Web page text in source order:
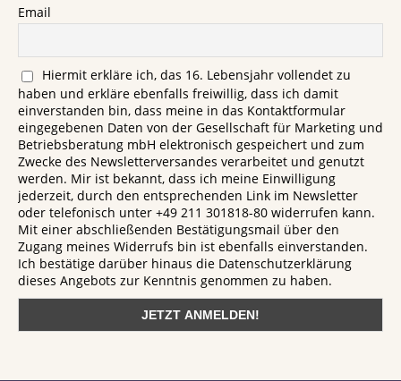
Email
Hiermit erkläre ich, das 16. Lebensjahr vollendet zu
haben und erkläre ebenfalls freiwillig, dass ich damit
einverstanden bin, dass meine in das Kontaktformular
eingegebenen Daten von der Gesellschaft für Marketing und
Betriebsberatung mbH elektronisch gespeichert und zum
Zwecke des Newsletterversandes verarbeitet und genutzt
werden. Mir ist bekannt, dass ich meine Einwilligung
jederzeit, durch den entsprechenden Link im Newsletter
oder telefonisch unter +49 211 301818-80 widerrufen kann.
Mit einer abschließenden Bestätigungsmail über den
Zugang meines Widerrufs bin ist ebenfalls einverstanden.
Ich bestätige darüber hinaus die Datenschutzerklärung
dieses Angebots zur Kenntnis genommen zu haben.